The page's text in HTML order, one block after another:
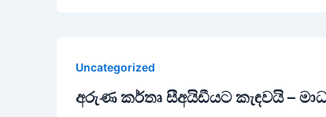
Uncategorized
අරුණ කර්තෘ සීඅයිඩීයට කැඳවයි –